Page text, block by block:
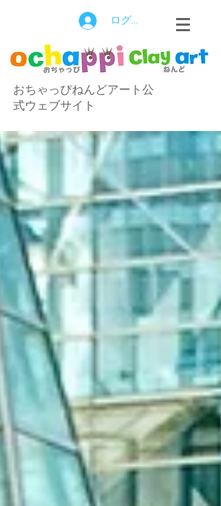
ログイン
おちゃっぴねんどアート公
式ウェブサイト